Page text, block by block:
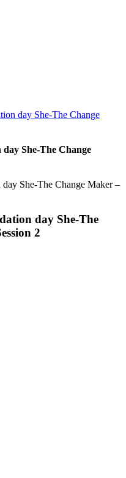
day She-The Change
She-The Change
day She-The
2